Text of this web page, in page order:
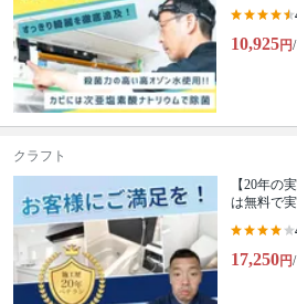
10,925円
クラフト
【20年の
は無料で実
17,250円